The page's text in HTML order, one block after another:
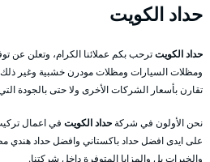
حداد الكويت
حداد الكويتترحب بكم عملائنا الكرام، وتعلن عن
ومظلات السيارات ومظلات مودرن خشبية وغير
تقارن بأسعار الشركات الأخرى ولا حتى بالجودة
نحن الأولون في شركةحداد الكويت في اعمال
على ايدى افضل حداد باكستاني وافضل حداد هندي
والخبرات بل والمزايا المتوفرة داخل شركتنا.